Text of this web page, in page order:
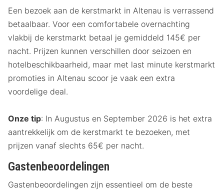
Een bezoek aan de kerstmarkt in Altenau is verrassend
betaalbaar. Voor een comfortabele overnachting
vlakbij de kerstmarkt betaal je gemiddeld 145€ per
nacht. Prijzen kunnen verschillen door seizoen en
hotelbeschikbaarheid, maar met last minute kerstmarkt
promoties in Altenau scoor je vaak een extra
voordelige deal.
Onze tip: In Augustus en September 2026 is het extra
aantrekkelijk om de kerstmarkt te bezoeken, met
prijzen vanaf slechts 65€ per nacht.
Gastenbeoordelingen
Gastenbeoordelingen zijn essentieel om de beste